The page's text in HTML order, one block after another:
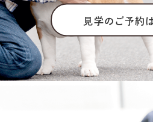
見学のご予約